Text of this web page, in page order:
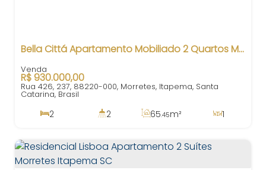
Bella Cittá Apartamento Mobiliado 2 Quartos Morretes Itapema SC
R$930.000,00
Rua 426, 237, 88220-000, Morretes, Itapema, Santa
Catarina, Brasil
2 2 65.45m²
1